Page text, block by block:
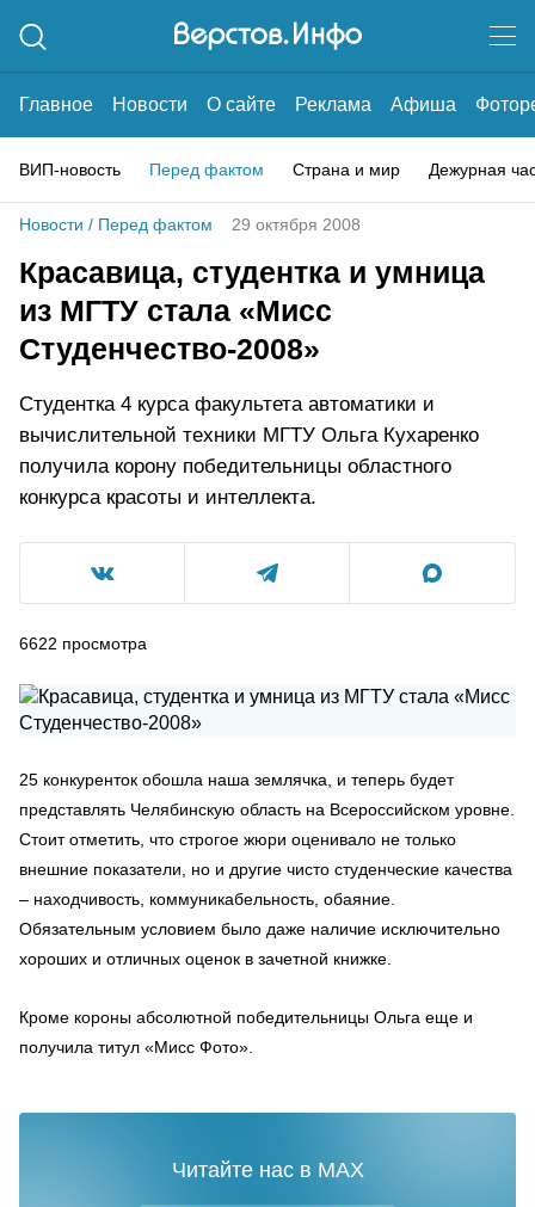
Главное Новости О сайте Реклама Афиша
ВИП-новость Перед фактом Страна и мир Дежурная
Новости / Перед фактом 29 октября 2008
Красавица, студентка и умница
из МГТУ стала «Мисс
Студенчество-2008»
Студентка 4 курса факультета автоматики и
вычислительной техники МГТУ Ольга Кухаренко
получила корону победительницы областного
конкурса красоты и интеллекта.
6622 просмотра
25 конкуренток обошла наша землячка, и теперь будет
представлять Челябинскую область на Всероссийском уровне.
Стоит отметить, что строгое жюри оценивало не только
внешние показатели, но и другие чисто студенческие качества
– находчивость, коммуникабельность, обаяние.
Обязательным условием было даже наличие исключительно
хороших и отличных оценок в зачетной книжке.
Кроме короны абсолютной победительницы Ольга еще и
получила титул «Мисс Фото».
Читайте нас в MAX